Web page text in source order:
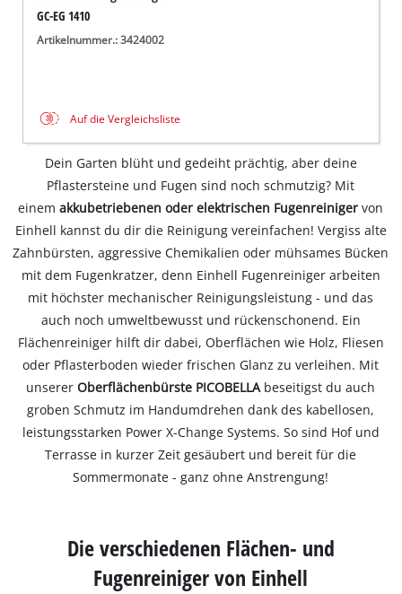
GC-EG 1410
Artikelnummer.: 3424002
Auf die Vergleichsliste
Dein Garten blüht und gedeiht prächtig, aber deine
Pflastersteine und Fugen sind noch schmutzig? Mit
einemakkubetriebenen oder elektrischen Fugenreiniger von
Einhell kannst du dir die Reinigung vereinfachen! Vergiss alte
Zahnbürsten, aggressive Chemikalien oder mühsames Bücken
mit dem Fugenkratzer, denn Einhell Fugenreiniger arbeiten
mit höchster mechanischer Reinigungsleistung - und das
auch noch umweltbewusst und rückenschonend. Ein
Flächenreiniger hilft dir dabei, Oberflächen wie Holz, Fliesen
oder Pflasterboden wieder frischen Glanz zu verleihen. Mit
unsererOberflächenbürste PICOBELLAbeseitigst du auch
groben Schmutz im Handumdrehen dank des kabellosen,
leistungsstarken Power X-Change Systems. So sind Hof und
Terrasse in kurzer Zeit gesäubert und bereit für die
Sommermonate - ganz ohne Anstrengung!
Die verschiedenen Flächen- und
Fugenreiniger von Einhell